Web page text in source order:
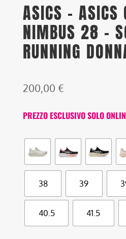
ASICS – ASICS
NIMBUS 28 –
RUNNING
200,00 €
PREZZO ESCLUSIVO SOLO
38 39
40.5 41.5